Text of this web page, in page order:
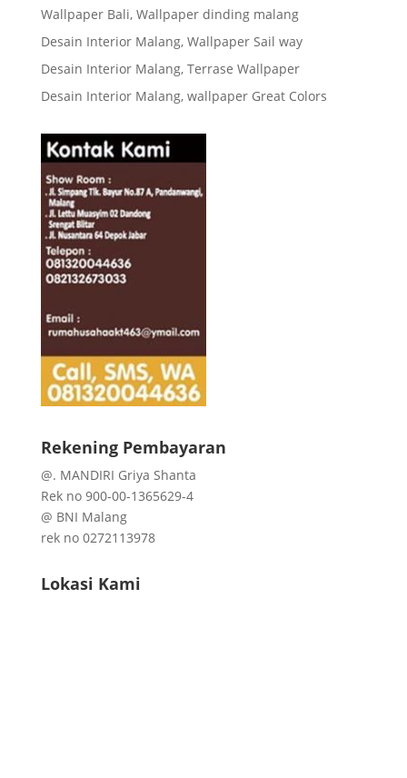
Wallpaper Bali, Wallpaper dinding malang
Desain Interior Malang, Wallpaper Sail way
Desain Interior Malang, Terrase Wallpaper
Desain Interior Malang, wallpaper Great Colors
Rekening Pembayaran
@. MANDIRI Griya Shanta
Rek no 900-00-1365629-4
@ BNI Malang
rek no 0272113978
Lokasi Kami